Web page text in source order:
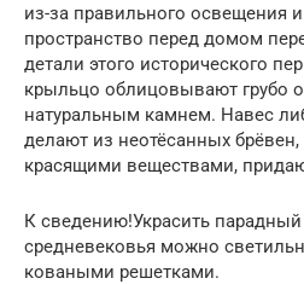
из-за правильного освещения
пространство перед домом
детали этого исторического
крыльцо облицовывают грубо
натуральным камнем. Навес
делают из неотёсанных
красящими веществами,
К сведению!Украсить парадный
средневековья можно
коваными решетками.